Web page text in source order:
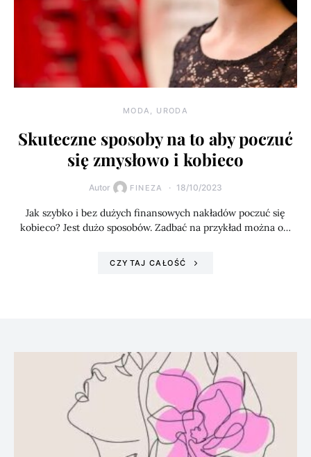
MODA, URODA
Skuteczne sposoby na to aby poczuć
się zmysłowo i kobieco
Autor FINEZA 18/10/2023
Jak szybko i bez dużych finansowych nakładów poczuć się
kobieco? Jest dużo sposobów. Zadbać na przykład można o…
CZYTAJ CAŁOŚĆ